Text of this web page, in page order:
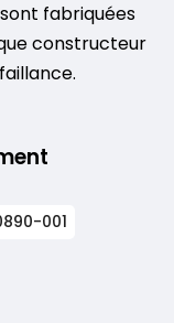
fabriquées
constructeur
001